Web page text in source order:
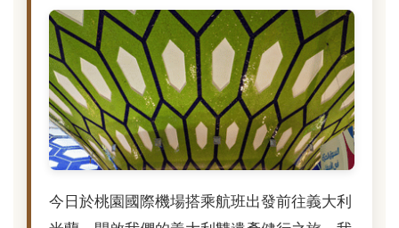
今日於桃園國際機場搭乘航班出發前往義大利